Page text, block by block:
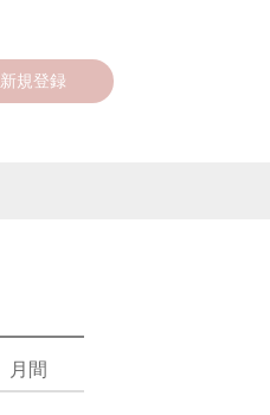
新規登録
月間